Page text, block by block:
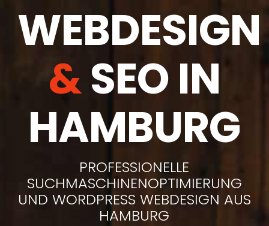
WEBDESIGN
&SEO IN
HAMBURG
PROFESSIONELLE
SUCHMASCHINENOPTIMIERUNG
UND WORDPRESS WEBDESIGN AUS
HAMBURG